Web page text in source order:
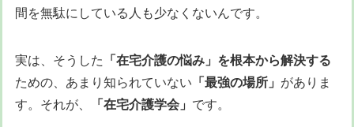
間を無駄にしている人も少なくないんです。
実は、そうした 「在宅介護の悩み」を根本から解決する
ための、あまり知られていない 「最強の場所」 がありま
す。それが、
「在宅介護学会」 です。